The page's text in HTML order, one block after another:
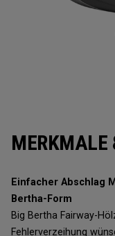
MERKMALE
Einfacher Abschlag
Bertha-Form
Big Bertha Fairway-
Fehlerverzeihung